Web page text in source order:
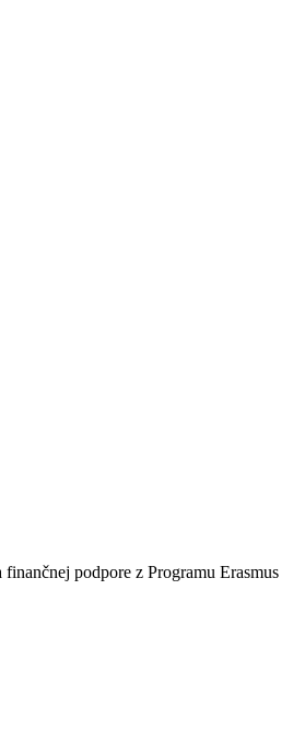
podpore z Programu Erasmus